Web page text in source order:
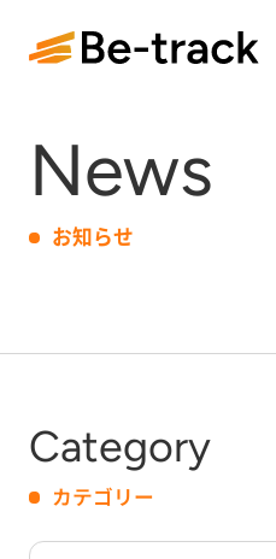
News
お知らせ
Category
カテゴリー